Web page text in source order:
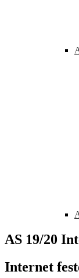
AS 19/20
Internet